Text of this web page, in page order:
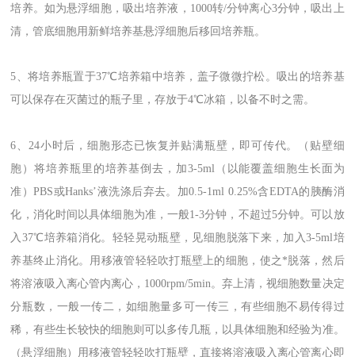
培养。如为悬浮细胞，吸出培养液，1000转/分钟离心3分钟，吸出上
清，管底细胞用新鲜培养基悬浮细胞后移回培养瓶。
5、将培养瓶置于37℃培养箱中培养，盖子微微拧松。吸出的培养基
可以保存在灭菌过的瓶子里，存放于4℃冰箱，以备不时之需。
6、24小时后，细胞形态已恢复并贴满瓶壁，即可传代。（贴壁细
胞）将培养瓶里的培养基倒去，加3-5ml（以能覆盖细胞生长面为
准）PBS或Hanks’液洗涤后弃去。加0.5-1ml 0.25%含EDTA的胰酶消
化，消化时间以具体细胞为准，一般1-3分钟，不超过5分钟。可以放
入37℃培养箱消化。轻轻晃动瓶壁，见细胞脱落下来，加入3-5ml培
养基终止消化。用移液管轻轻吹打瓶壁上的细胞，使之*脱落，然后
将溶液吸入离心管内离心，1000rpm/5min。弃上清，视细胞数量决定
分瓶数，一般一传二，如细胞量多可一传三，有些细胞不易传得过
稀，有些生长较快的细胞则可以多传几瓶，以具体细胞和经验为准。
（悬浮细胞）用移液管轻轻吹打瓶壁，直接将溶液吸入离心管离心即